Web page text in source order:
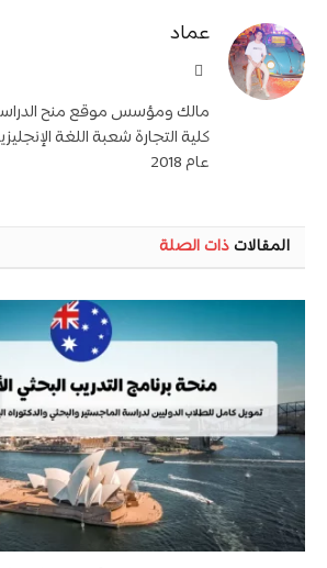
عماد
مالك ومؤسس موقع منح
كلية التجارة شعبة اللغة
عام 2018
المقالاتذات الصلة